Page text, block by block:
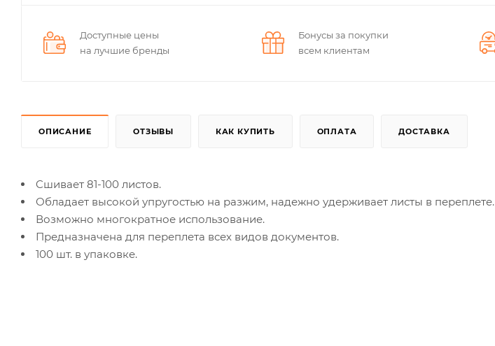
Доступные цены
на лучшие бренды
Бонусы за покупки
всем клиентам
ОПИСАНИЕ ОТЗЫВЫ КАК КУПИТЬ ОПЛАТА ДОСТАВКА
Cшивает 81-100 листов.
Обладает высокой упругостью на разжим, надежно удерживает листы в переплете.
Возможно многократное использование.
Предназначена для переплета всех видов документов.
100 шт. в упаковке.